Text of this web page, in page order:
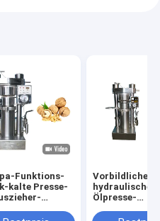
Funktions-
kalte Presse-
Maschine
Vorbildliche
hydraulische
Ölpresse-
Leinsamen-